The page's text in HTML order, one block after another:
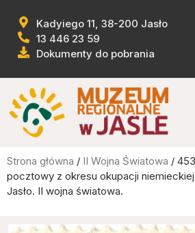
Kadyiego 11, 38-200 Jasło
13 446 23 59
Dokumenty do pobrania
Strona główna / II Wojna Światowa /
pocztowy z okresu okupacji
Jasło. II wojna światowa.